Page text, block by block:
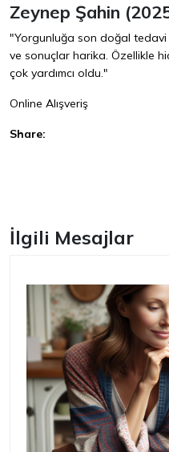
Zeynep Şahin
"Yorgunluğa son doğal tedavi
ve sonuçlar harika. Özellikle
çok yardımcı oldu."
Online Alışveriş
Share:
İlgili Mesajlar